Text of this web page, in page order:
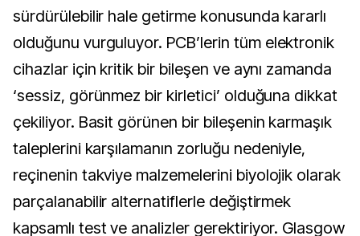
sürdürülebilir hale getirme konusunda kararlı
olduğunu vurguluyor. PCB’lerin tüm elektronik
cihazlar için kritik bir bileşen ve aynı zamanda
‘sessiz, görünmez bir kirletici’ olduğuna dikkat
çekiliyor. Basit görünen bir bileşenin karmaşık
taleplerini karşılamanın zorluğu nedeniyle,
reçinenin takviye malzemelerini biyolojik olarak
parçalanabilir alternatiflerle değiştirmek
kapsamlı test ve analizler gerektiriyor. Glasgow